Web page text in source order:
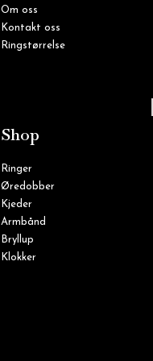
Om oss
Kontakt oss
Ringstørrelse
Shop
Ringer
Øredobber
Kjeder
Armbånd
Bryllup
Klokker